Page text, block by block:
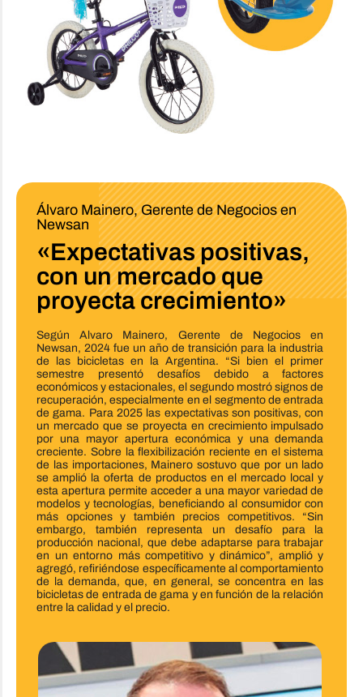
Álvaro Mainero, Gerente de Negocios en
Newsan
«Expectativas positivas,
con un mercado que
proyecta crecimiento»
Según Alvaro Mainero, Gerente de Negocios en
Newsan, 2024 fue un año de transición para la industria
de las bicicletas en la Argentina. “Si bien el primer
semestre presentó desafíos debido a factores
económicos y estacionales, el segundo mostró signos de
recuperación, especialmente en el segmento de entrada
de gama. Para 2025 las expectativas son positivas, con
un mercado que se proyecta en crecimiento impulsado
por una mayor apertura económica y una demanda
creciente. Sobre la flexibilización reciente en el sistema
de las importaciones, Mainero sostuvo que por un lado
se amplió la oferta de productos en el mercado local y
esta apertura permite acceder a una mayor variedad de
modelos y tecnologías, beneficiando al consumidor con
más opciones y también precios competitivos. “Sin
embargo, también representa un desafío para la
producción nacional, que debe adaptarse para trabajar
en un entorno más competitivo y dinámico”, amplió y
agregó, refiriéndose específicamente al comportamiento
de la demanda, que, en general, se concentra en las
bicicletas de entrada de gama y en función de la relación
entre la calidad y el precio.